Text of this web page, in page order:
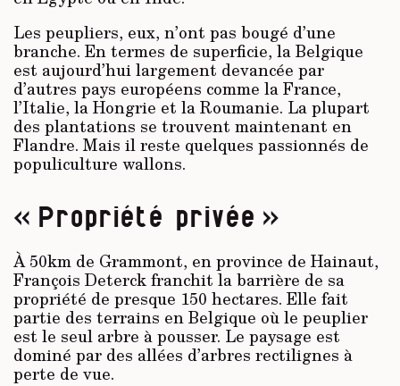
Les peupliers, eux, n’ont pas bougé d’une
branche. En termes de superficie, la Belgique
est aujourd’hui largement devancée par
d’autres pays européens comme la France,
l’Italie, la Hongrie et la Roumanie. La plupart
des plantations se trouvent maintenant en
Flandre. Mais il reste quelques passionnés de
populiculture wallons.
« Propriété privée »
À 50km de Grammont, en province de Hainaut,
François Deterck franchit la barrière de sa
propriété de presque 150 hectares. Elle fait
partie des terrains en Belgique où le peuplier
est le seul arbre à pousser. Le paysage est
dominé par des allées d’arbres rectilignes à
perte de vue.